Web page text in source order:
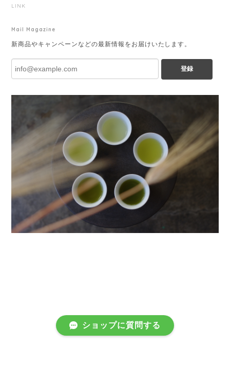
LINK
Mail Magazine
新商品やキャンペーンなどの最新情報をお届けいたします。
登録
ショップに質問する